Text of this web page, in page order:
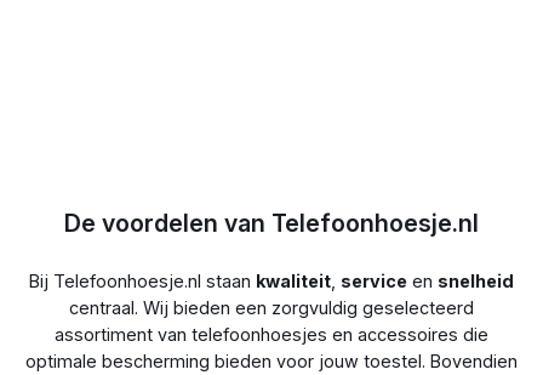
kan deze minder goed werken door de extra laag tussen de
sensor en je vinger. Andere manieren om je telefoon te
Eenvoudige installatie: De MobyDefend HD Privacy Glass
Screenprotectors zijn eenvoudig te plaatsen. Volg de
meegeleverde instructies en geniet binnen enkele minuten van
De voordelen van Telefoonhoesje.nl
Bij Telefoonhoesje.nl staan kwaliteit service en snelheid
centraal. Wij bieden een zorgvuldig geselecteerd
assortiment van telefoonhoesjes en accessoires die
optimale bescherming bieden voor jouw toestel. Bovendien